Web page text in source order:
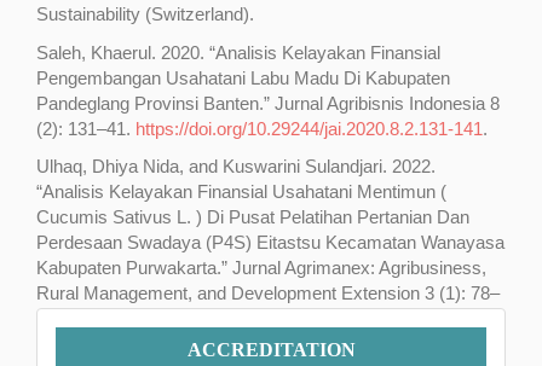
Sustainability (Switzerland).
Saleh, Khaerul. 2020. “Analisis Kelayakan Finansial
Pengembangan Usahatani Labu Madu Di Kabupaten
Pandeglang Provinsi Banten.” Jurnal Agribisnis Indonesia 8
(2): 131–41. https://doi.org/10.29244/jai.2020.8.2.131-141.
Ulhaq, Dhiya Nida, and Kuswarini Sulandjari. 2022.
“Analisis Kelayakan Finansial Usahatani Mentimun (
Cucumis Sativus L. ) Di Pusat Pelatihan Pertanian Dan
Perdesaan Swadaya (P4S) Eitastsu Kecamatan Wanayasa
Kabupaten Purwakarta.” Jurnal Agrimanex: Agribusiness,
Rural Management, and Development Extension 3 (1): 78–
AccreditationACCREDITATION